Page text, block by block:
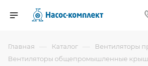
Главная — Каталог — Вентиляторы
Вентиляторы общепромышленные